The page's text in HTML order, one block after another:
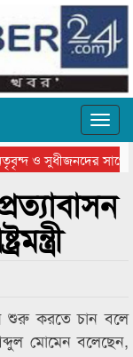
ও সুধীজনদের সাথে
থিয়েটার
শুরু করতে চান বলে
মোমেন বলেছেন,